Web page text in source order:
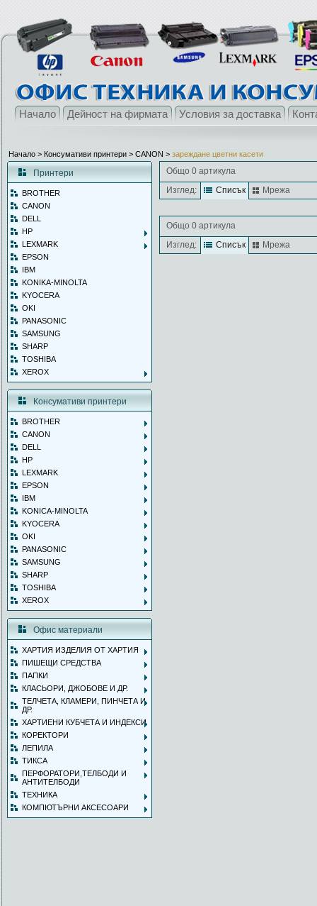
Начало Дейност на фирмата Условия за доставка
Начало > Консумативи принтери > CANON > зареждане цветни касети
Принтери
BROTHER
CANON
DELL
HP
LEXMARK
EPSON
IBM
KONIKA-MINOLTA
KYOCERA
OKI
PANASONIC
SAMSUNG
SHARP
TOSHIBA
XEROX
Консумативи принтери
BROTHER
CANON
DELL
HP
LEXMARK
EPSON
IBM
KONICA-MINOLTA
KYOCERA
OKI
PANASONIC
SAMSUNG
SHARP
TOSHIBA
XEROX
Офис материали
ХАРТИЯ ИЗДЕЛИЯ ОТ ХАРТИЯ
ПИШЕЩИ СРЕДСТВА
ПАПКИ
КЛАСЬОРИ, ДЖОБОВЕ И ДР.
ТЕЛЧЕТА, КЛАМЕРИ, ПИНЧЕТА И
ДР.
ХАРТИЕНИ КУБЧЕТА И ИНДЕКСИ
КОРЕКТОРИ
ЛЕПИЛА
ТИКСА
ПЕРФОРАТОРИ,ТЕЛБОДИ И
АНТИТЕЛБОДИ
ТЕХНИКА
КОМПЮТЪРНИ АКСЕСОАРИ
Общо 0 артикула
Изглед:
Списък Мрежа
Общо 0 артикула
Изглед:
Списък Мрежа